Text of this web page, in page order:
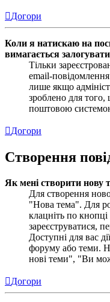
Догори
Коли я натискаю на
вимагається
Тільки
email-
лише якщо
зроблено для
поштовою
Догори
Створення
Як мені створити нову
Для створення
"Нова тема". Для
клацніть по
зареєструватися,
Доступні для вас
форуму або теми.
нові теми", "Ви
Догори